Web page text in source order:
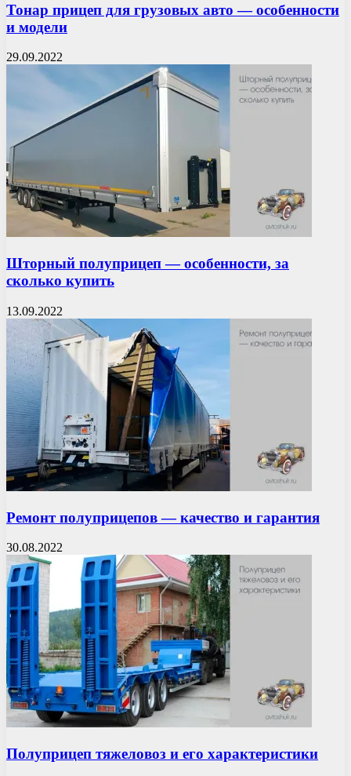
Тонар прицеп для грузовых авто — особенности
и модели
29.09.2022
Шторный полуприцеп — особенности, за
сколько купить
13.09.2022
Ремонт полуприцепов — качество и гарантия
30.08.2022
Полуприцеп тяжеловоз и его характеристики